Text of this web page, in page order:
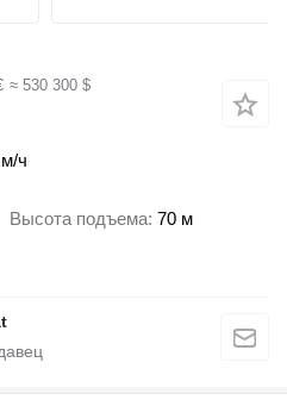
≈ 530 300 $
ч
Высота подъема 70 м